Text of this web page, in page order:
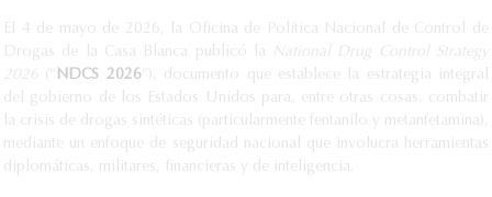
El 4 de mayo de 2026, la Oficina de Política Nacional de Control de
Drogas de la Casa Blanca publicó la
National Drug Control Strategy
2026
(“ NDCS 2026”), documento que establece la estrategia integral
del gobierno de los Estados Unidos para, entre otras cosas, combatir
la crisis de drogas sintéticas (particularmente fentanilo y metanfetamina),
mediante un enfoque de seguridad nacional que involucra herramientas
diplomáticas, militares, financieras y de inteligencia.